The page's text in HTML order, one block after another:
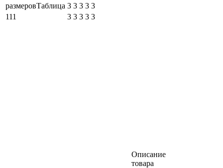
размеровТаблица 3 3 3 3 3
111
3 3 3 3 3
Описание
товара